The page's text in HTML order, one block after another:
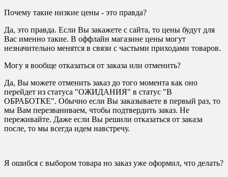
Почему такие низкие цены - это правда?
Да, это правда. Если Вы закажете с сайта, то цены будут для
Вас именно такие. В оффлайн магазине цены могут
незначительно менятся в связи с частыми приходами товаров.
Могу я вообще отказаться от заказа или отменить?
Да, Вы можете отменить заказ до того момента как оно
перейдет из статуса "ОЖИДАНИЯ" в статус "В
ОБРАБОТКЕ". Обычно если Вы заказываете в первый раз, то
мы Вам перезваниваем, чтобы подтвердить заказ. Не
переживайте. Даже если Вы решили отказаться от заказа
после, то мы всегда идем навстречу.
Я ошибся с выбором товара но заказ уже оформил, что делать?